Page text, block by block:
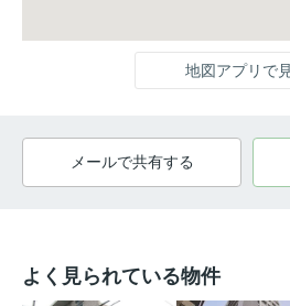
地図アプリで
メールで共有する
よく見られている物件